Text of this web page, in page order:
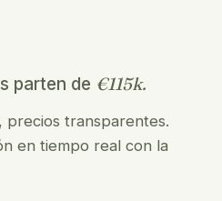
parten de €115k.
precios transparentes.
en tiempo real con la